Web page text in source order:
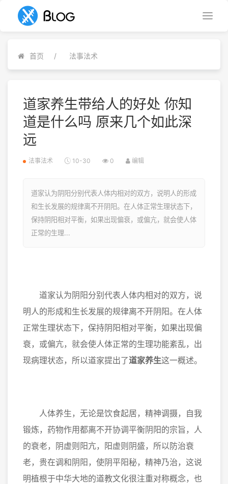
首页 法事法术
道家养生带给人的好处 你知
道是什么吗 原来几个如此深
远
法事法术 10-30 0 编辑
道家认为阴阳分别代表人体内相对的双方，说明人的形成
和生长发展的规律离不开阴阳。在人体正常生理状态下，
保持阴阳相对平衡，如果出现偏衰，或偏亢，就会使人体
正常的生理...
道家认为阴阳分别代表人体内相对的双方，说
明人的形成和生长发展的规律离不开阴阳。在人体
正常生理状态下，保持阴阳相对平衡，如果出现偏
衰，或偏亢，就会使人体正常的生理功能紊乱，出
现病理状态，所以道家提出了道家养生这一概述。
人体养生，无论是饮食起居，精神调摄，自我
锻炼，药物作用都离不开协调平衡阴阳的宗旨，人
的衰老，阴虚则阳亢，阳虚则阴盛，所以防治衰
老，贵在调和阴阳，使阴平阳秘，精神乃治，这说
明植根于中华大地的道教文化很注重对称概念，也